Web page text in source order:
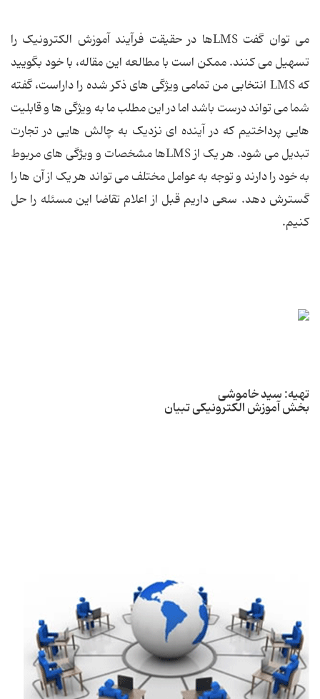
می توان گفت LMSها در حقیقت فرآیند آموزش الکترونیک را
تسهیل می کنند. ممکن است با مطالعه این مقاله، با خود بگویید
که LMS انتخابی من تمامی ویژگی های ذکر شده را داراست، گفته
شما می تواند درست باشد اما در این مطلب ما به ویژگی ها و قابلیت
هایی پرداختیم که در آینده ای نزدیک به چالش هایی در تجارت
تبدیل می شود. هر یک از LMSها مشخصات و ویژگی های مربوط
به خود را دارند و توجه به عوامل مختلف می تواند هر یک از آن ها را
گسترش دهد. سعی داریم قبل از اعلام تقاضا این مسئله را حل
کنیم.
تهیه: سید خاموشی
بخش آموزش الکترونیکی تبیان